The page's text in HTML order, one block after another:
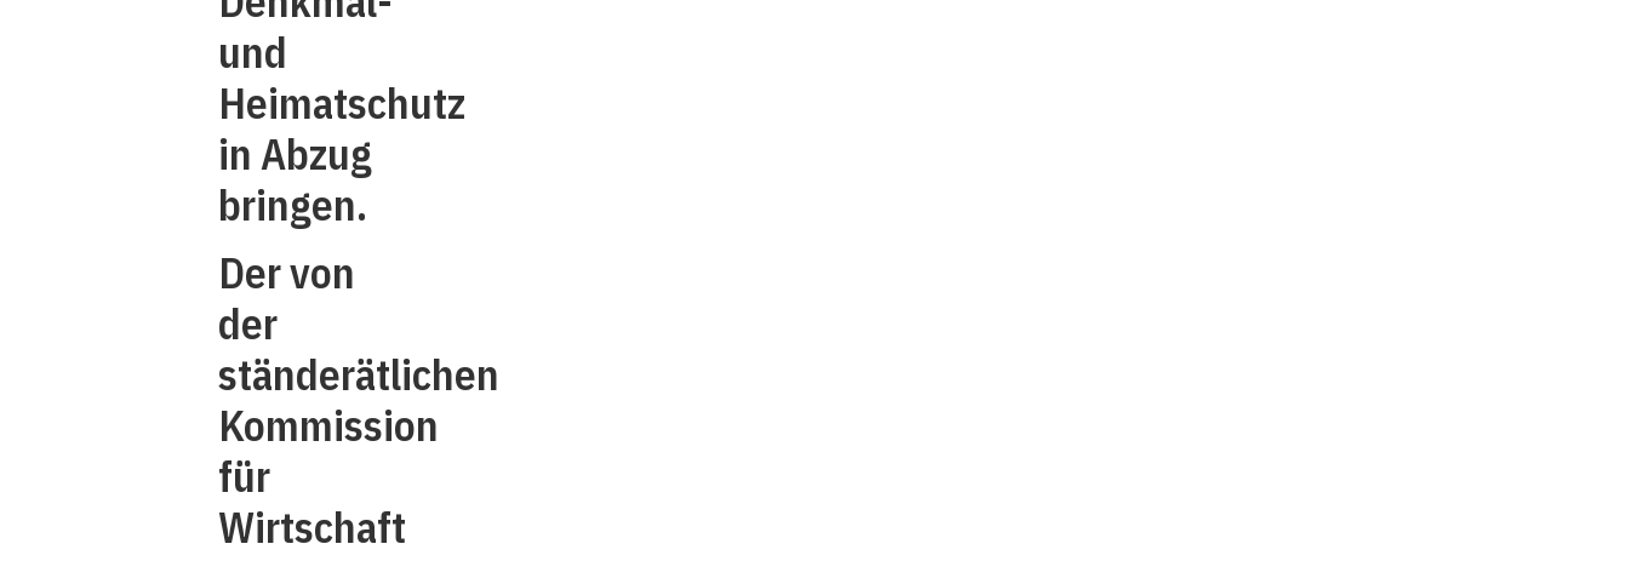
und
Heimatschutz
in Abzug
bringen.
Der von
der
ständerätlichen
Kommission
für
Wirtschaft